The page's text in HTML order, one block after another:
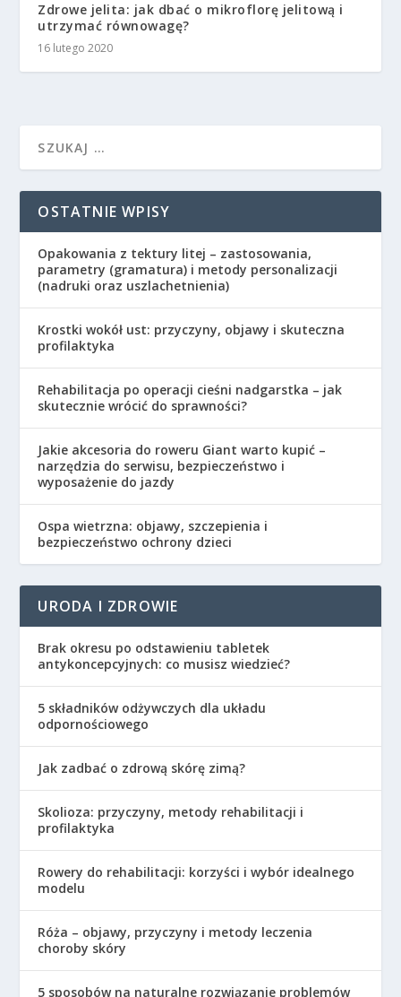
Zdrowe jelita: jak dbać o mikroflorę jelitową i
utrzymać równowagę?
16 lutego 2020
OSTATNIE WPISY
Opakowania z tektury litej – zastosowania,
parametry (gramatura) i metody personalizacji
(nadruki oraz uszlachetnienia)
Krostki wokół ust: przyczyny, objawy i skuteczna
profilaktyka
Rehabilitacja po operacji cieśni nadgarstka – jak
skutecznie wrócić do sprawności?
Jakie akcesoria do roweru Giant warto kupić –
narzędzia do serwisu, bezpieczeństwo i
wyposażenie do jazdy
Ospa wietrzna: objawy, szczepienia i
bezpieczeństwo ochrony dzieci
URODA I ZDROWIE
Brak okresu po odstawieniu tabletek
antykoncepcyjnych: co musisz wiedzieć?
5 składników odżywczych dla układu
odpornościowego
Jak zadbać o zdrową skórę zimą?
Skolioza: przyczyny, metody rehabilitacji i
profilaktyka
Rowery do rehabilitacji: korzyści i wybór idealnego
modelu
Róża – objawy, przyczyny i metody leczenia
choroby skóry
5 sposobów na naturalne rozwiązanie problemów